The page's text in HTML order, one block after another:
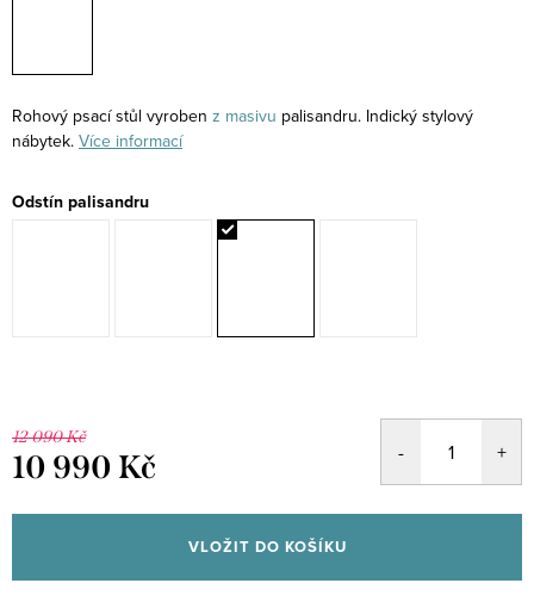
Rohový psací stůl vyroben z masivu palisandru. Indický stylový
nábytek. Více informací
Odstín palisandru
12 090 Kč
10 990 Kč
cena:
VLOŽIT DO KOŠÍKU